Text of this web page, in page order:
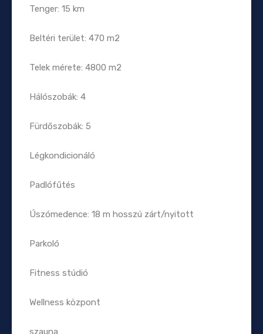
Tenger: 15 km
Beltéri terület: 470 m2
Telek mérete: 4800 m2
Hálószobák: 4
Fürdőszobák: 5
Légkondicionáló
Padlófűtés
Úszómedence: 18 m hosszú zárt/nyitott
Parkoló
Fitness stúdió
Wellness központ
szauna